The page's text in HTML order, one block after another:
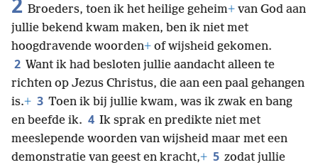
Broeders, toen ik het heilige geheim+ van God aan
jullie bekend kwam maken, ben ik niet met
hoogdravende woorden+ of wijsheid gekomen.
2 Want ik had besloten jullie aandacht alleen te
richten op Jezus Christus, die aan een paal gehangen
is.+ 3 Toen ik bij jullie kwam, was ik zwak en bang
en beefde ik. 4 Ik sprak en predikte niet met
meeslepende woorden van wijsheid maar met een
demonstratie van geest en kracht,+ 5 zodat jullie